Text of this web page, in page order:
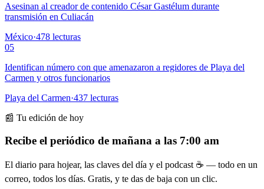
Asesinan al creador de contenido César Gastélum durante
transmisión en Culiacán
México·478 lecturas
05
Identifican número con que amenazaron a regidores de Playa del
Carmen y otros funcionarios
Playa del Carmen·437 lecturas
📰 Tu edición de hoy
Recibe el periódico de mañana a las 7:00 am
El diario para hojear, las claves del día y el podcast ☕ — todo en un
correo, todos los días. Gratis, y te das de baja con un clic.